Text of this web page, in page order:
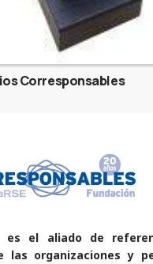
Corresponsables
es el aliado de
las organizaciones y